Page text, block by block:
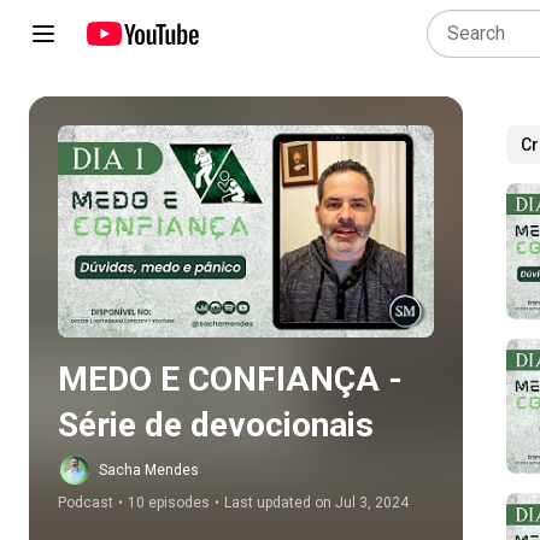
Play all
MEDO E CONFIANÇA -
Série de devocionais
Sacha Mendes
Podcast • 10 episodes • Last updated on Jul 3, 2024